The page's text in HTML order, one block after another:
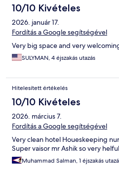
10/10 Kivételes
2026. január 17.
Fordítás a Google segítségével
Very big space and very
SULYMAN, 4 éjszakás utazás
Hitelesített értékelés
10/10 Kivételes
2026. március 7.
Fordítás a Google segítségével
Very clean hotel Houeskeeping
Super vaisor mr Ashik so very
Muhammad Salman, 1 éjszakás